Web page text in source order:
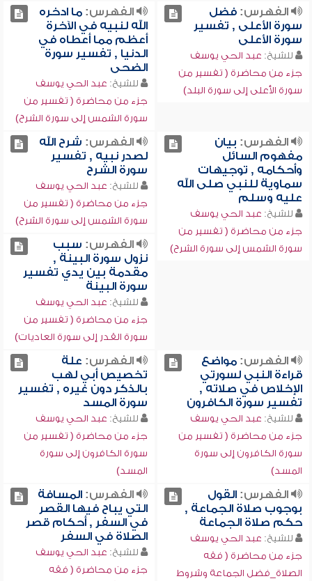
الفهرس:فضل
سورة الأعلى , تفسير
سورة الأعلى
للشيخ: عبد الحي يوسف
جزء من محاضرة ( تفسير من
سورة الأعلى إلى سورة البلد)
الفهرس:ما ادخره
الله لنبيه في الآخرة
أعظم مما أعطاه في
الدنيا , تفسير سورة
الضحى
للشيخ: عبد الحي يوسف
جزء من محاضرة ( تفسير من
سورة الشمس إلى سورة الشرح)
الفهرس: بيان
مفهوم السائل
وأحكامه , توجيهات
سماوية للنبي صلى الله
عليه وسلم
للشيخ: عبد الحي يوسف
جزء من محاضرة ( تفسير من
سورة الشمس إلى سورة الشرح)
الفهرس: شرح الله
لصدر نبيه , تفسير
سورة الشرح
للشيخ: عبد الحي يوسف
جزء من محاضرة ( تفسير من
سورة الشمس إلى سورة الشرح)
الفهرس: سبب
نزول سورة البينة ,
مقدمة بين يدي تفسير
سورة البينة
للشيخ: عبد الحي يوسف
جزء من محاضرة ( تفسير من
سورة القدر إلى سورة العاديات)
الفهرس:مواضع
قراءة النبي لسورتي
الإخلاص في صلاته ,
تفسير سورة الكافرون
للشيخ: عبد الحي يوسف
جزء من محاضرة ( تفسير من
سورة الكافرون إلى سورة
المسد)
الفهرس: علة
تخصيص أبي لهب
بالذكر دون غيره , تفسير
سورة المسد
للشيخ: عبد الحي يوسف
جزء من محاضرة ( تفسير من
سورة الكافرون إلى سورة
المسد)
الفهرس:القول
بوجوب صلاة الجماعة ,
حكم صلاة الجماعة
للشيخ: عبد الحي يوسف
جزء من محاضرة ( فقه
الصلاة_فضل الجماعة وشروط
الفهرس:المسافة
التي يباح فيها القصر
في السفر , أحكام قصر
الصلاة في السفر
للشيخ: عبد الحي يوسف
جزء من محاضرة ( فقه